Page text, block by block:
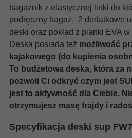
bagażnik z elastycznej linki do
podręczny bagaż, 2 dodatkowe
deski oraz pokład z pianki EVA w
Deska posiada też możliwość
kajakowego (do kupienia
To budżetowa deska, która za
pozwoli Ci odkryć czym jest
jest to aktywność dla Ciebie.
otrzymujesz masę frajdy i
Specyfikacja deski sup